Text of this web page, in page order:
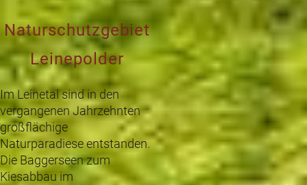
Naturschutzgebiet
Leinepolder
Im Leinetal sind in den
vergangenen Jahrzehnten
großflächige
Naturparadiese entstanden.
Die Baggerseen zum
Kiesabbau im